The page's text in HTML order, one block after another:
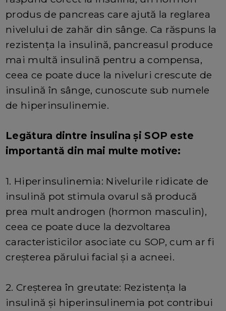
produs de pancreas care ajută la reglarea
nivelului de zahăr din sânge. Ca răspuns la
rezistența la insulină, pancreasul produce
mai multă insulină pentru a compensa,
ceea ce poate duce la niveluri crescute de
insulină în sânge, cunoscute sub numele
de hiperinsulinemie.
Legătura dintre insulina și SOP este
importantă din mai multe motive:
1. Hiperinsulinemia: Nivelurile ridicate de
insulină pot stimula ovarul să producă
prea mult androgen (hormon masculin),
ceea ce poate duce la dezvoltarea
caracteristicilor asociate cu SOP, cum ar fi
creșterea părului facial și a acneei.
2. Creșterea în greutate: Rezistența la
insulină și hiperinsulinemia pot contribui